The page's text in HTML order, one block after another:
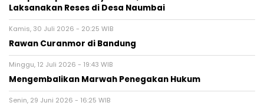
Laksanakan Reses di Desa Naumbai
Kamis, 30 Juli 2026 - 20:25 WIB
Rawan Curanmor di Bandung
Minggu, 12 Juli 2026 - 19:43 WIB
Mengembalikan Marwah Penegakan Hukum
Senin, 29 Juni 2026 - 16:25 WIB